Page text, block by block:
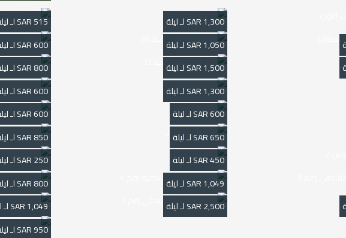
515 SAR لـ ليلة
1,300 SAR لـ ليلة
600 SAR لـ ليلة
1,050 SAR لـ ليلة
800 SAR لـ ليلة
1,500 SAR لـ ليلة
600 SAR لـ ليلة
1,300 SAR لـ ليلة
600 SAR لـ ليلة
600 SAR لـ ليلة
850 SAR لـ ليلة
650 SAR لـ ليلة
250 SAR لـ ليلة
450 SAR لـ ليلة
800 SAR لـ ليلة
1,049 SAR لـ ليلة
1,049 SAR لـ ليلة
2,500 SAR لـ ليلة
950 SAR لـ ليلة